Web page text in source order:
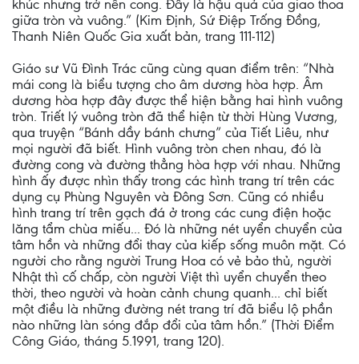
khúc nhưng trở nên cong. Ðấy là hậu quả của giao thoa
giữa tròn và vuông.” (Kim Ðịnh, Sứ Ðiệp Trống Ðồng,
Thanh Niên Quốc Gia xuất bản, trang 111-112)
Giáo sư Vũ Ðình Trác cũng cùng quan điểm trên: “Nhà
mái cong là biểu tượng cho âm dương hòa hợp. Âm
dương hòa hợp đây được thể hiện bằng hai hình vuông
tròn. Triết lý vuông tròn đã thể hiện từ thời Hùng Vương,
qua truyện “Bánh dầy bánh chưng” của Tiết Liêu, như
mọi người đã biết. Hình vuông tròn chen nhau, đó là
đường cong và đường thẳng hòa hợp với nhau. Những
hình ấy được nhìn thấy trong các hình trang trí trên các
dụng cụ Phùng Nguyên và Ðông Sơn. Cũng có nhiều
hình trang trí trên gạch đá ở trong các cung điện hoặc
lăng tẩm chùa miếu... Ðó là những nét uyển chuyển của
tâm hồn và những đổi thay của kiếp sống muôn mặt. Có
người cho rằng người Trung Hoa có vẻ bảo thủ, người
Nhật thì cố chấp, còn người Việt thì uyển chuyển theo
thời, theo người và hoàn cảnh chung quanh... chỉ biết
một điều là những đường nét trang trí đã biểu lộ phần
nào những làn sóng đắp đổi của tâm hồn.” (Thời Ðiểm
Công Giáo, tháng 5.1991, trang 120).